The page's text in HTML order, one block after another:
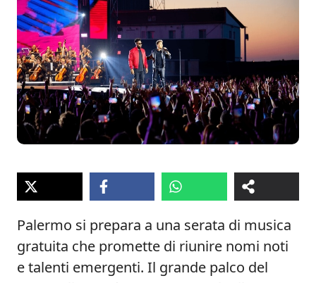
Palermo si prepara a una serata di musica
gratuita che promette di riunire nomi noti
e talenti emergenti. Il grande palco del